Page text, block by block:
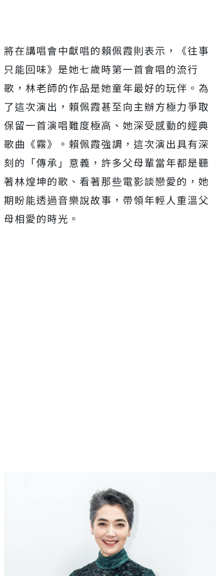
將在講唱會中獻唱的賴佩霞則表示，《往事
只能回味》 是她七歲時第一首會唱的流行
歌， 林老師的作品是她童年最好的玩伴。為
了這次演出， 賴佩霞甚至向主辦方極力爭取
保留一首演唱難度極高、 她深受感動的經典
歌曲《霧》。賴佩霞強調，這次演出具有深
刻的「傳承」意義，許多父母輩當年都是聽
著林煌坤的歌、 看著那些電影談戀愛的，她
期盼能透過音樂說故事， 帶領年輕人重溫父
母相愛的時光。